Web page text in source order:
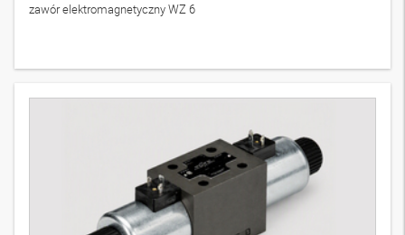
zawór elektromagnetyczny WZ 6